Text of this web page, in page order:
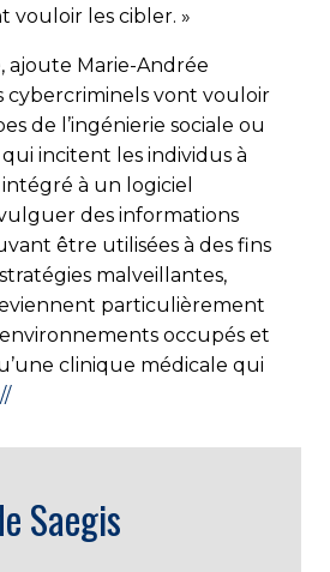
vouloir les cibler. »
ajoute Marie-Andrée
cybercriminels vont vouloir
de l’ingénierie sociale ou
incitent les individus à
à un logiciel
des informations
être utilisées à des fins
malveillantes,
particulièrement
occupés et
clinique médicale qui
//
Saegis